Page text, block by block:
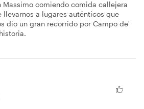
Massimo comiendo comida callejera
llevarnos a lugares auténticos que
dio un gran recorrido por Campo de'